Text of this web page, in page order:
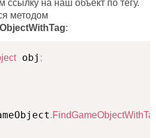
ссылку на наш объект по тегу.
методом
:
obj ;
.